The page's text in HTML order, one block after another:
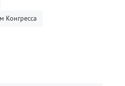
Конгресса